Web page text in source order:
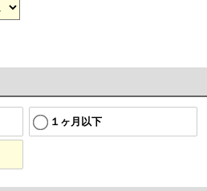
１ヶ月以下